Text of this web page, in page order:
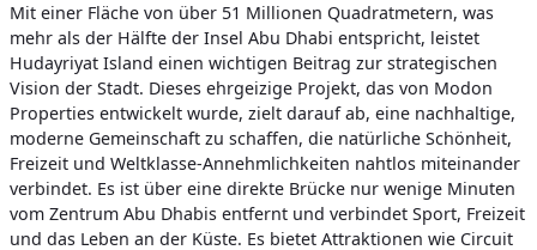
Mit einer Fläche von über 51 Millionen Quadratmetern, was
mehr als der Hälfte der Insel Abu Dhabi entspricht, leistet
Hudayriyat Island einen wichtigen Beitrag zur strategischen
Vision der Stadt. Dieses ehrgeizige Projekt, das von Modon
Properties entwickelt wurde, zielt darauf ab, eine nachhaltige,
moderne Gemeinschaft zu schaffen, die natürliche Schönheit,
Freizeit und Weltklasse-Annehmlichkeiten nahtlos miteinander
verbindet. Es ist über eine direkte Brücke nur wenige Minuten
vom Zentrum Abu Dhabis entfernt und verbindet Sport, Freizeit
und das Leben an der Küste. Es bietet Attraktionen wie Circuit